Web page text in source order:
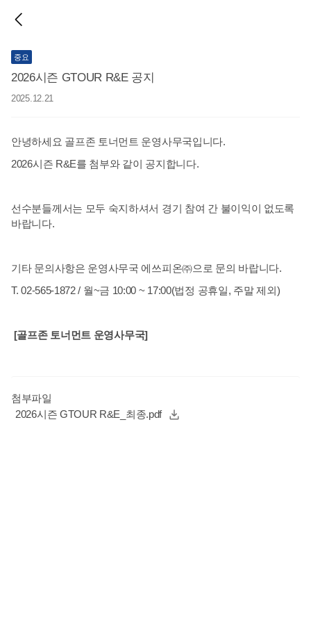
중요
2026시즌 GTOUR R&E 공지
2025.12.21
안녕하세요 골프존 토너먼트 운영사무국입니다.
2026시즌 R&E를 첨부와 같이 공지합니다.
선수분들께서는 모두 숙지하셔서 경기 참여 간 불이익이 없도록
바랍니다.
기타 문의사항은 운영사무국 에쓰피온㈜으로 문의 바랍니다.
T. 02-565-1872 / 월~금 10:00 ~ 17:00(법정 공휴일, 주말 제외)
[골프존 토너먼트 운영사무국]
첨부파일
2026시즌 GTOUR R&E_최종.pdf